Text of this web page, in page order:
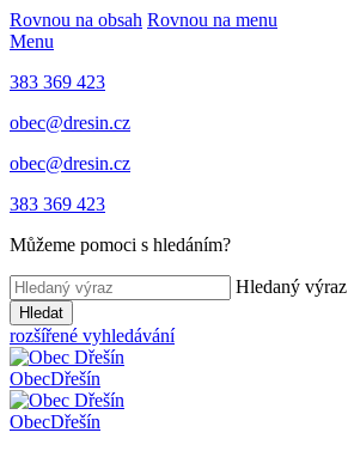
Rovnou na obsah Rovnou na menu
Menu
383 369 423
obec@dresin.cz
obec@dresin.cz
383 369 423
Můžeme pomoci s hledáním?
Hledaný výraz
Hledat
rozšířené vyhledávání
ObecDřešín
ObecDřešín